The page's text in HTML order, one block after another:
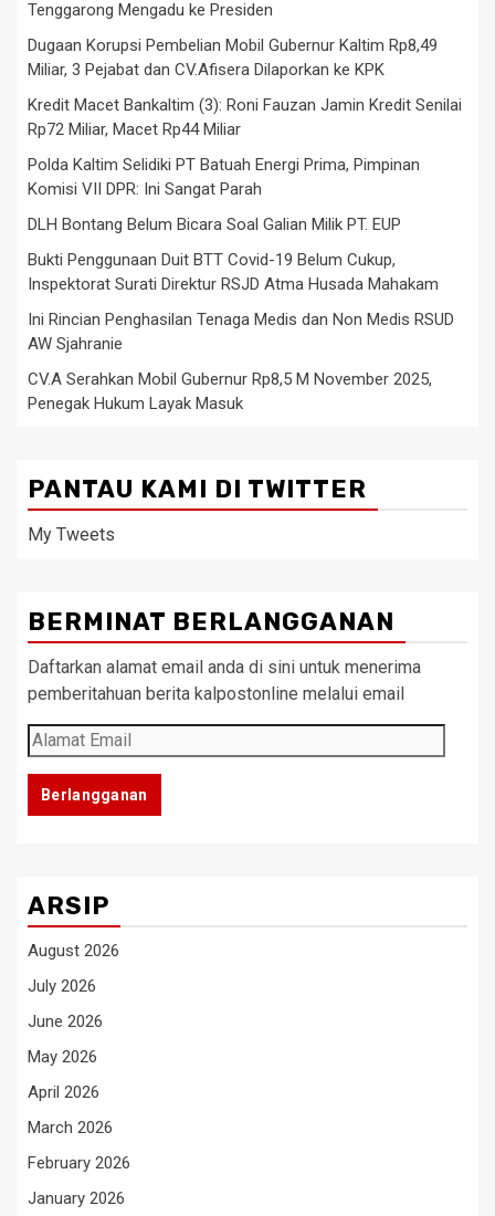
Tenggarong Mengadu ke Presiden
Dugaan Korupsi Pembelian Mobil Gubernur Kaltim Rp8,49
Miliar, 3 Pejabat dan CV.Afisera Dilaporkan ke KPK
Kredit Macet Bankaltim (3): Roni Fauzan Jamin Kredit Senilai
Rp72 Miliar, Macet Rp44 Miliar
Polda Kaltim Selidiki PT Batuah Energi Prima, Pimpinan
Komisi VII DPR: Ini Sangat Parah
DLH Bontang Belum Bicara Soal Galian Milik PT. EUP
Bukti Penggunaan Duit BTT Covid-19 Belum Cukup,
Inspektorat Surati Direktur RSJD Atma Husada Mahakam
Ini Rincian Penghasilan Tenaga Medis dan Non Medis RSUD
AW Sjahranie
CV.A Serahkan Mobil Gubernur Rp8,5 M November 2025,
Penegak Hukum Layak Masuk
PANTAU KAMI DI TWITTER
My Tweets
BERMINAT BERLANGGANAN
Daftarkan alamat email anda di sini untuk menerima
pemberitahuan berita kalpostonline melalui email
Alamat
Email
Berlangganan
ARSIP
August 2026
July 2026
June 2026
May 2026
April 2026
March 2026
February 2026
January 2026